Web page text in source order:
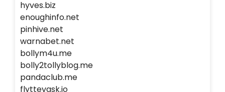
hyves.biz
enoughinfo.net
pinhive.net
warnabet.net
bollym4u.me
bolly2tollyblog.me
pandaclub.me
flyttevask.io